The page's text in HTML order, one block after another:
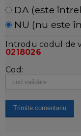
DA (este
NU (nu este
Introdu codul de
0218026
Cod: